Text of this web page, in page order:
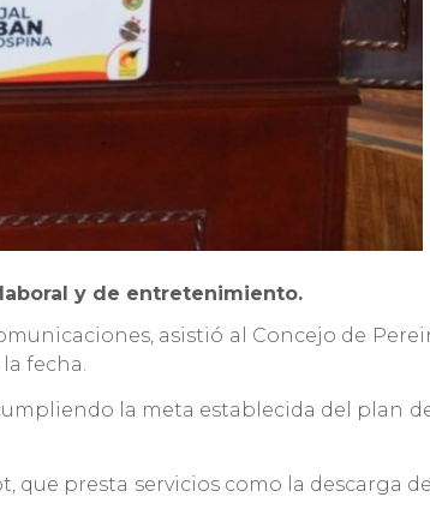
y de entretenimiento.
asistió al Concejo de
fecha.
la meta establecida del plan
presta servicios como la descarga